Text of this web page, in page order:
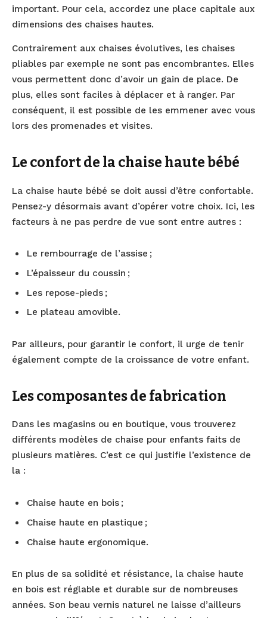
important. Pour cela, accordez une place capitale aux
dimensions des chaises hautes.
Contrairement aux chaises évolutives, les chaises
pliables par exemple ne sont pas encombrantes. Elles
vous permettent donc d’avoir un gain de place. De
plus, elles sont faciles à déplacer et à ranger. Par
conséquent, il est possible de les emmener avec vous
lors des promenades et visites.
Le confort de la chaise haute bébé
La chaise haute bébé se doit aussi d’être confortable.
Pensez-y désormais avant d’opérer votre choix. Ici, les
facteurs à ne pas perdre de vue sont entre autres :
Le rembourrage de l’assise ;
L’épaisseur du coussin ;
Les repose-pieds ;
Le plateau amovible.
Par ailleurs, pour garantir le confort, il urge de tenir
également compte de la croissance de votre enfant.
Les composantes de fabrication
Dans les magasins ou en boutique, vous trouverez
différents modèles de chaise pour enfants faits de
plusieurs matières. C’est ce qui justifie l’existence de
la :
Chaise haute en bois ;
Chaise haute en plastique ;
Chaise haute ergonomique.
En plus de sa solidité et résistance, la chaise haute
en bois est réglable et durable sur de nombreuses
années. Son beau vernis naturel ne laisse d’ailleurs